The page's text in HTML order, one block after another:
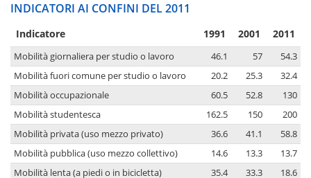
INDICATORI AI CONFINI DEL 2011
Indicatore 1991 2001 2011
Mobilità giornaliera per studio o lavoro 46.1 57
54.3
Mobilità fuori comune per studio o lavoro
20.2 25.3
32.4
Mobilità occupazionale
60.5 52.8
130
Mobilità studentesca
162.5 150
200
Mobilità privata (uso mezzo privato)
36.6 41.1
58.8
Mobilità pubblica (uso mezzo collettivo)
14.6 13.3
13.7
Mobilità lenta (a piedi o in bicicletta)
35.4 33.3
18.6